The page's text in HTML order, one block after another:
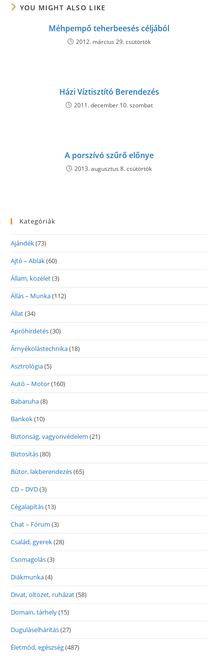
YOU MIGHT ALSO LIKE
Méhpempő teherbeesés céljából
2012. március 29. csütörtök
Házi Víztisztító Berendezés
2011. december 10. szombat
A porszívó szűrő előnye
2013. augusztus 8. csütörtök
Kategóriák
Ajándék(73)
Ajtó – Ablak(60)
Állam, közélet(3)
Állás – Munka(112)
Állat(34)
Apróhirdetés(30)
Árnyékolástechnika(18)
Asztrológia(5)
Autó – Motor(160)
Babaruha(8)
Bankok(10)
Biztonság, vagyonvédelem (21)
Biztosítás(80)
Bútor, lakberendezés(65)
CD – DVD(3)
Cégalapítás(13)
Chat – Fórum (3)
Család, gyerek(28)
Csomagolás(3)
Diákmunka(4)
Divat, öltözet, ruházat(58)
Domain, tárhely(15)
Duguláselhárítás(27)
Életmód, egészség(487)